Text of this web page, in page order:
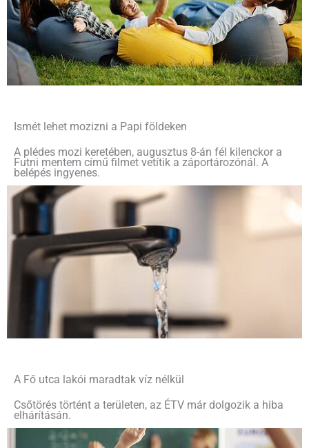
Ismét lehet mozizni a Papi földeken
A plédes mozi keretében, augusztus 8-án fél kilenckor a
Futni mentem című filmet vetítik a záportározónál. A
belépés ingyenes.
A Fő utca lakói maradtak víz nélkül
Csőtörés történt a területen, az ÉTV már dolgozik a hiba
elhárításán.